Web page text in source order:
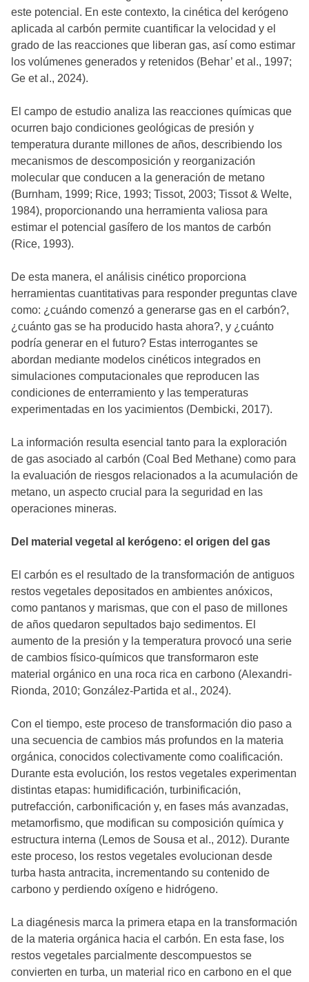
este potencial. En este contexto, la cinética del kerógeno
aplicada al carbón permite cuantificar la velocidad y el
grado de las reacciones que liberan gas, así como estimar
los volúmenes generados y retenidos (Behar’ et al., 1997;
Ge et al., 2024).
El campo de estudio analiza las reacciones químicas que
ocurren bajo condiciones geológicas de presión y
temperatura durante millones de años, describiendo los
mecanismos de descomposición y reorganización
molecular que conducen a la generación de metano
(Burnham, 1999; Rice, 1993; Tissot, 2003; Tissot & Welte,
1984), proporcionando una herramienta valiosa para
estimar el potencial gasífero de los mantos de carbón
(Rice, 1993).
De esta manera, el análisis cinético proporciona
herramientas cuantitativas para responder preguntas clave
como: ¿cuándo comenzó a generarse gas en el carbón?,
¿cuánto gas se ha producido hasta ahora?, y ¿cuánto
podría generar en el futuro? Estas interrogantes se
abordan mediante modelos cinéticos integrados en
simulaciones computacionales que reproducen las
condiciones de enterramiento y las temperaturas
experimentadas en los yacimientos (Dembicki, 2017).
La información resulta esencial tanto para la exploración
de gas asociado al carbón (Coal Bed Methane) como para
la evaluación de riesgos relacionados a la acumulación de
metano, un aspecto crucial para la seguridad en las
operaciones mineras.
Del material vegetal al kerógeno: el origen del gas
El carbón es el resultado de la transformación de antiguos
restos vegetales depositados en ambientes anóxicos,
como pantanos y marismas, que con el paso de millones
de años quedaron sepultados bajo sedimentos. El
aumento de la presión y la temperatura provocó una serie
de cambios físico-químicos que transformaron este
material orgánico en una roca rica en carbono (Alexandri-
Rionda, 2010; González-Partida et al., 2024).
Con el tiempo, este proceso de transformación dio paso a
una secuencia de cambios más profundos en la materia
orgánica, conocidos colectivamente como coalificación.
Durante esta evolución, los restos vegetales experimentan
distintas etapas: humidificación, turbinificación,
putrefacción, carbonificación y, en fases más avanzadas,
metamorfismo, que modifican su composición química y
estructura interna (Lemos de Sousa et al., 2012). Durante
este proceso, los restos vegetales evolucionan desde
turba hasta antracita, incrementando su contenido de
carbono y perdiendo oxígeno e hidrógeno.
La diagénesis marca la primera etapa en la transformación
de la materia orgánica hacia el carbón. En esta fase, los
restos vegetales parcialmente descompuestos se
convierten en turba, un material rico en carbono en el que